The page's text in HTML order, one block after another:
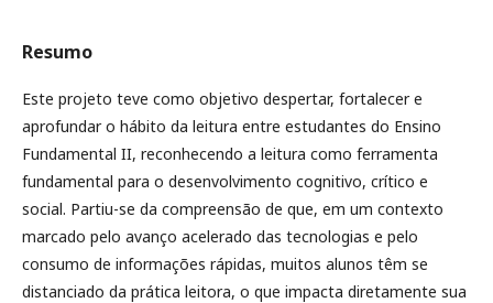
Resumo
Este projeto teve como objetivo despertar, fortalecer e
aprofundar o hábito da leitura entre estudantes do Ensino
Fundamental II, reconhecendo a leitura como ferramenta
fundamental para o desenvolvimento cognitivo, crítico e
social. Partiu-se da compreensão de que, em um contexto
marcado pelo avanço acelerado das tecnologias e pelo
consumo de informações rápidas, muitos alunos têm se
distanciado da prática leitora, o que impacta diretamente sua